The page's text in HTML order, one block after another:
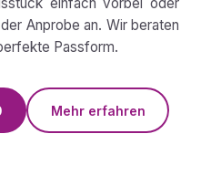
Anprobe an. Wir beraten
Passform.
Mehr erfahren